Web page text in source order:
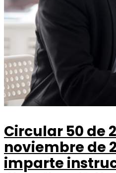
Circular 50 de
noviembre de
imparte